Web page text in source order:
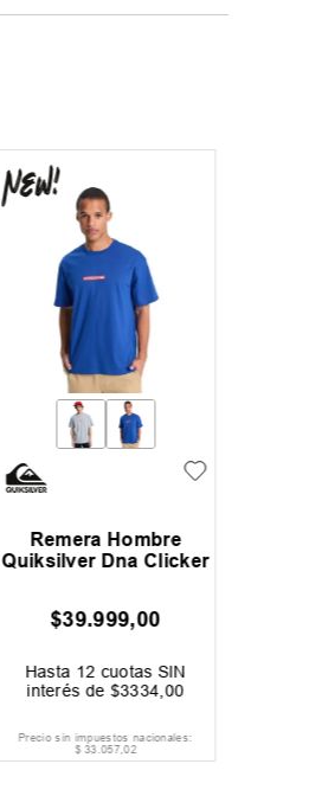
Remera Hombre
Quiksilver Dna Clicker
$39.999,00
Hasta 12 cuotas SIN
interés de$3334 ,00
Precio sin impuestos nacionales:
$ 33.057,02